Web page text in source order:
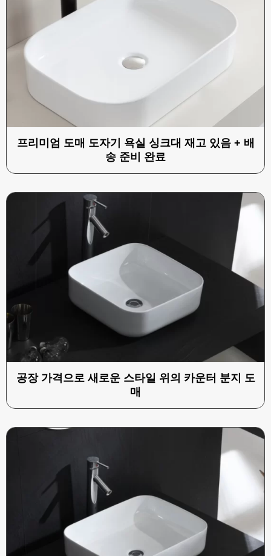
프리미엄 도매 도자기 욕실 싱크대 재고 있음 + 배
송 준비 완료
공장 가격으로 새로운 스타일 위의 카운터 분지 도
매